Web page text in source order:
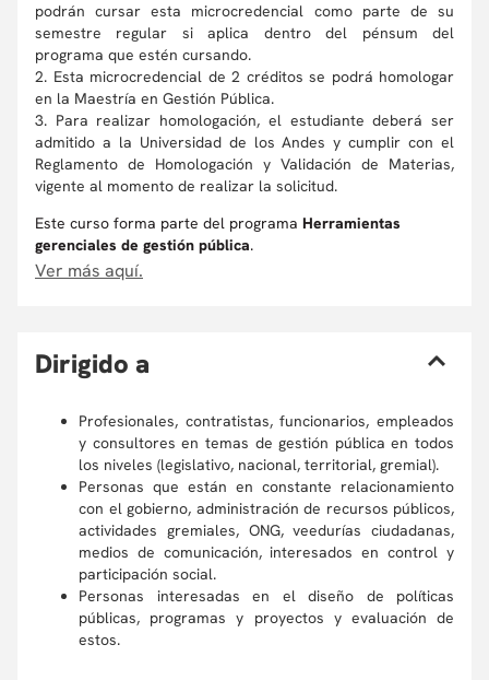
podrán cursar esta microcredencial como parte de su
semestre regular si aplica dentro del pénsum del
programa que estén cursando.
2. Esta microcredencial de 2 créditos se podrá homologar
en la Maestría en Gestión Pública.
3. Para realizar homologación, el estudiante deberá ser
admitido a la Universidad de los Andes y cumplir con el
Reglamento de Homologación y Validación de Materias,
vigente al momento de realizar la solicitud.
Este curso forma parte del programa Herramientas
gerenciales de gestión pública.
Ver más aquí.
Dirigido a
Profesionales, contratistas, funcionarios, empleados
y consultores en temas de gestión pública en todos
los niveles (legislativo, nacional, territorial, gremial).
Personas que están en constante relacionamiento
con el gobierno, administración de recursos públicos,
actividades gremiales, ONG, veedurías ciudadanas,
medios de comunicación, interesados en control y
participación social.
Personas interesadas en el diseño de políticas
públicas, programas y proyectos y evaluación de
estos.